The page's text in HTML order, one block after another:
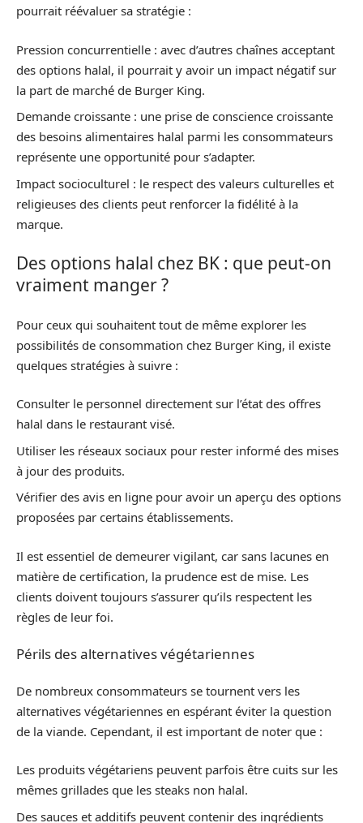
pourrait réévaluer sa stratégie :
Pression concurrentielle : avec d’autres chaînes acceptant
des options halal, il pourrait y avoir un impact négatif sur
la part de marché de Burger King.
Demande croissante : une prise de conscience croissante
des besoins alimentaires halal parmi les consommateurs
représente une opportunité pour s’adapter.
Impact socioculturel : le respect des valeurs culturelles et
religieuses des clients peut renforcer la fidélité à la
marque.
Des options halal chez BK : que peut-on
vraiment manger ?
Pour ceux qui souhaitent tout de même explorer les
possibilités de consommation chez Burger King, il existe
quelques stratégies à suivre :
Consulter le personnel directement sur l’état des offres
halal dans le restaurant visé.
Utiliser les réseaux sociaux pour rester informé des mises
à jour des produits.
Vérifier des avis en ligne pour avoir un aperçu des options
proposées par certains établissements.
Il est essentiel de demeurer vigilant, car sans lacunes en
matière de certification, la prudence est de mise. Les
clients doivent toujours s’assurer qu’ils respectent les
règles de leur foi.
Périls des alternatives végétariennes
De nombreux consommateurs se tournent vers les
alternatives végétariennes en espérant éviter la question
de la viande. Cependant, il est important de noter que :
Les produits végétariens peuvent parfois être cuits sur les
mêmes grillades que les steaks non halal.
Des sauces et additifs peuvent contenir des ingrédients